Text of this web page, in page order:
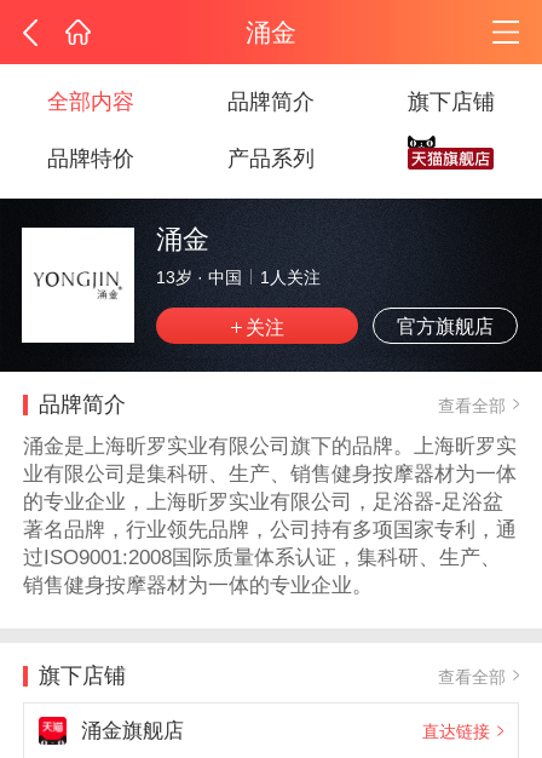
涌金
全部内容 品牌简介 旗下店铺
品牌特价 产品系列
涌金
13岁 · 中国 1 人关注
官方旗舰店
品牌简介 查看全部
涌金是上海昕罗实业有限公司旗下的品牌。上海昕罗实
业有限公司是集科研、生产、销售健身按摩器材为一体
的专业企业，上海昕罗实业有限公司，足浴器-足浴盆
著名品牌，行业领先品牌，公司持有多项国家专利，通
过ISO9001:2008国际质量体系认证，集科研、生产、
销售健身按摩器材为一体的专业企业。
旗下店铺 查看全部
涌金旗舰店 直达链接